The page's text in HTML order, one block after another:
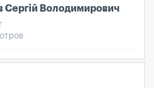
Сергій Володимирович